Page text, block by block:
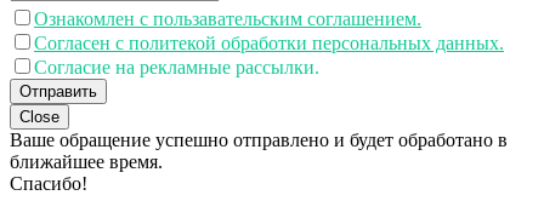
Ознакомлен с пользавательским соглашением.
Согласен с политекой обработки персональных данных.
Согласие на рекламные рассылки.
Отправить
Close
Ваше обращение успешно отправлено и будет обработано в
ближайшее время.
Спасибо!